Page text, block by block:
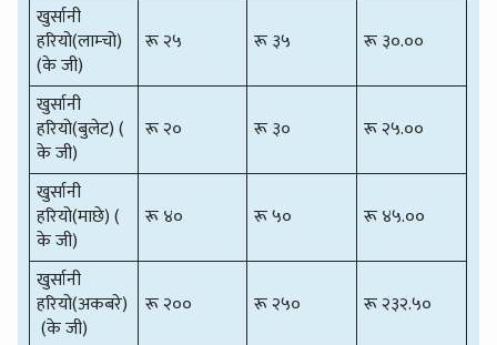
खुर्सानी
हरियो(लाम्चो)
(के जी)
रू २५ रू ३५ रू ३०.००
खुर्सानी
हरियो(बुलेट) (
के जी)
रू २० रू ३० रू २५.००
खुर्सानी
हरियो(माछे) (
के जी)
रू ४० रू ५० रू ४५.००
खुर्सानी
हरियो(अकबरे)
(के जी)
रू २०० रू २५० रू २३२.५०